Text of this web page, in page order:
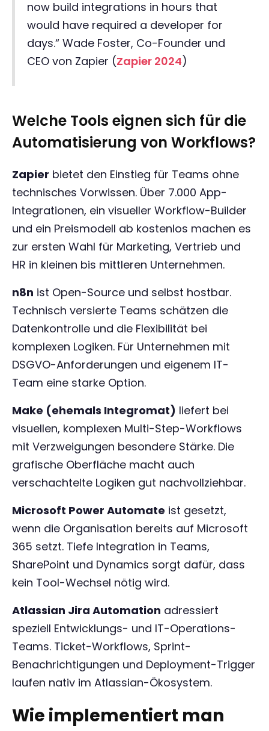
now build integrations in hours that
would have required a developer for
days.“ Wade Foster, Co-Founder und
CEO von Zapier (Zapier 2024)
Welche Tools eignen sich für die
Automatisierung von Workflows?
Zapier bietet den Einstieg für Teams ohne
technisches Vorwissen. Über 7.000 App-
Integrationen, ein visueller Workflow-Builder
und ein Preismodell ab kostenlos machen es
zur ersten Wahl für Marketing, Vertrieb und
HR in kleinen bis mittleren Unternehmen.
n8n ist Open-Source und selbst hostbar.
Technisch versierte Teams schätzen die
Datenkontrolle und die Flexibilität bei
komplexen Logiken. Für Unternehmen mit
DSGVO-Anforderungen und eigenem IT-
Team eine starke Option.
Make (ehemals Integromat) liefert bei
visuellen, komplexen Multi-Step-Workflows
mit Verzweigungen besondere Stärke. Die
grafische Oberfläche macht auch
verschachtelte Logiken gut nachvollziehbar.
Microsoft Power Automate ist gesetzt,
wenn die Organisation bereits auf Microsoft
365 setzt. Tiefe Integration in Teams,
SharePoint und Dynamics sorgt dafür, dass
kein Tool-Wechsel nötig wird.
Atlassian Jira Automation adressiert
speziell Entwicklungs- und IT-Operations-
Teams. Ticket-Workflows, Sprint-
Benachrichtigungen und Deployment-Trigger
laufen nativ im Atlassian-Ökosystem.
Wie implementiert man